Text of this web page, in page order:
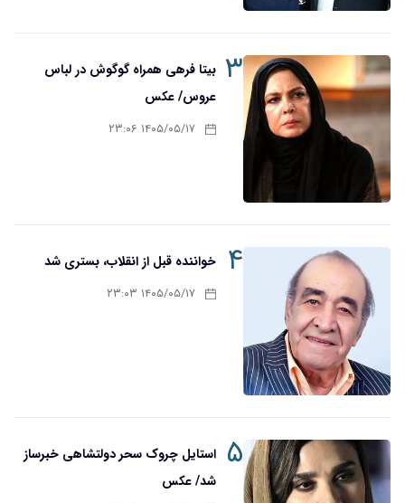
۳ بیتا فرهی همراه گوگوش در لباس
عروس/ عکس
۱۴۰۵/۰۵/۱۷ ۲۳:۰۶
۴ خواننده قبل از انقلاب، بستری شد
۱۴۰۵/۰۵/۱۷ ۲۳:۰۳
۵ استایل چروک سحر دولتشاهی خبرساز
شد/ عکس